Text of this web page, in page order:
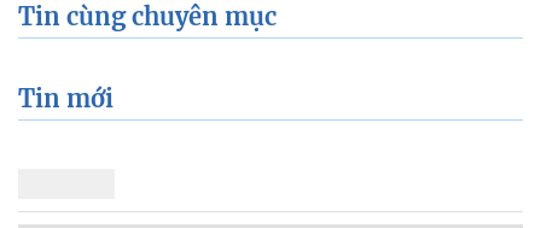
Tin cùng chuyên mục
Tin mới